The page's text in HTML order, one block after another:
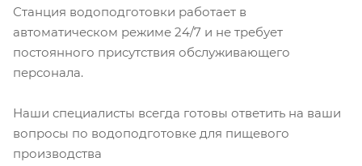
Станция водоподготовки работает в
автоматическом режиме 24/7 и не требует
постоянного присутствия обслуживающего
персонала.
Наши специалисты всегда готовы ответить на ваши
вопросы по водоподготовке для пищевого
производства